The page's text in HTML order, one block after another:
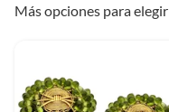
Más opciones para elegir